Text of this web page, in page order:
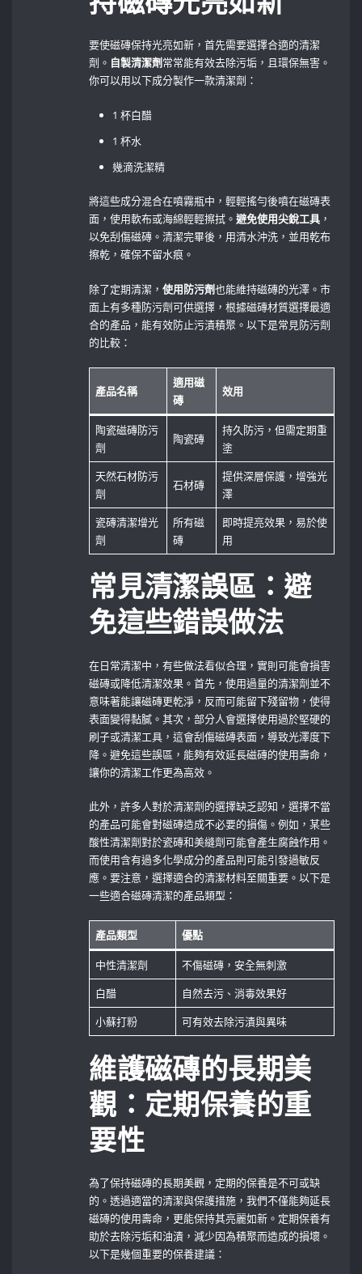
要使磁磚保持光亮如新，首先需要選擇合適的清潔
劑。 自製清潔劑常常能有效去除污垢，且環保無害。
你可以用以下成分製作一款清潔劑：
1 杯白醋
1 杯水
幾滴洗潔精
將這些成分混合在噴霧瓶中，輕輕搖勻後噴在磁磚表
面，使用軟布或海綿輕輕擦拭。避免使用尖銳工具 ，
以免刮傷磁磚。清潔完畢後，用清水沖洗，並用乾布
擦乾，確保不留水痕。
除了定期清潔，使用防污劑也能維持磁磚的光澤。市
面上有多種防污劑可供選擇，根據磁磚材質選擇最適
合的產品，能有效防止污漬積聚。以下是常見防污劑
的比較：
產品名稱
適用磁
磚
效用
陶瓷磁磚防污
劑
陶瓷磚
持久防污，但需定期重
塗
天然石材防污
劑
石材磚
提供深層保護，增強光
澤
瓷磚清潔增光
劑
所有磁
磚
即時提亮效果，易於使
用
常見清潔誤區：避
免這些錯誤做法
在日常清潔中，有些做法看似合理，實則可能會損害
磁磚或降低清潔效果。首先，使用過量的清潔劑並不
意味著能讓磁磚更乾淨，反而可能留下殘留物，使得
表面變得黏膩。其次，部分人會選擇使用過於堅硬的
刷子或清潔工具，這會刮傷磁磚表面，導致光澤度下
降。避免這些誤區，能夠有效延長磁磚的使用壽命，
讓你的清潔工作更為高效。
此外，許多人對於清潔劑的選擇缺乏認知，選擇不當
的產品可能會對磁磚造成不必要的損傷。例如，某些
酸性清潔劑對於瓷磚和美縫劑可能會產生腐蝕作用。
而使用含有過多化學成分的產品則可能引發過敏反
應。要注意，選擇適合的清潔材料至關重要。以下是
一些適合磁磚清潔的產品類型：
產品類型 優點
中性清潔劑
不傷磁磚，安全無刺激
白醋
自然去污、消毒效果好
小蘇打粉
可有效去除污漬與異味
維護磁磚的長期美
觀：定期保養的重
要性
為了保持磁磚的長期美觀，定期的保養是不可或缺
的。透過適當的清潔與保護措施，我們不僅能夠延長
磁磚的使用壽命，更能保持其亮麗如新。定期保養有
助於去除污垢和油漬，減少因為積聚而造成的損壞。
以下是幾個重要的保養建議：